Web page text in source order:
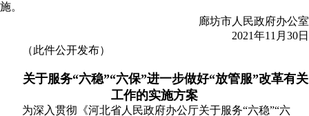
施。
廊坊市人民政府办公室
2021年11月30日
（此件公开发布）
关于服务“六稳”“六保”进一步做好“放管服”改革有关
工作的实施方案
为深入贯彻《河北省人民政府办公厅关于服务“六稳”“六